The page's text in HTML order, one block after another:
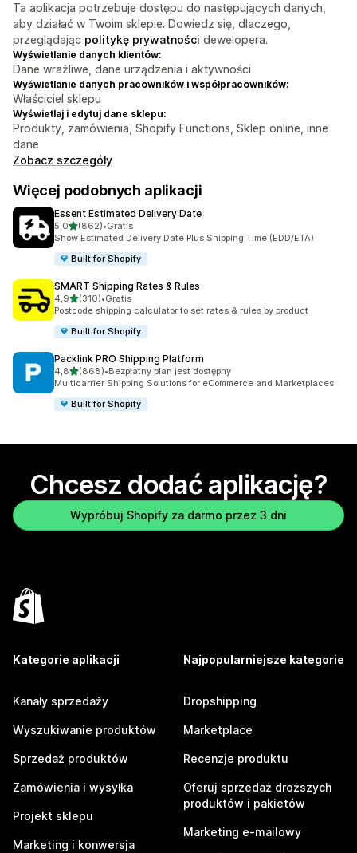
Ta aplikacja potrzebuje dostępu do następujących danych,
aby działać w Twoim sklepie. Dowiedz się, dlaczego,
przeglądając politykę prywatności dewelopera.
Wyświetlanie danych klientów:
Dane wrażliwe, dane urządzenia i aktywności
Wyświetlanie danych pracowników i współpracowników:
Właściciel sklepu
Wyświetlaj i edytuj dane sklepu:
Produkty, zamówienia, Shopify Functions, Sklep online, inne
dane
Zobacz szczegóły
Więcej podobnych aplikacji
Essent Estimated Delivery Date
5,0na 5 gwiazdek
(862)
Łączna liczba recenzji: 862
•Gratis
Show Estimated Delivery Date Plus Shipping Time (EDD/ETA)
Built for Shopify
SMART Shipping Rates & Rules
4,9na 5 gwiazdek
(310)
Łączna liczba recenzji: 310
•Gratis
Postcode shipping calculator to set rates & rules by product
Built for Shopify
Packlink PRO Shipping Platform
4,8na 5 gwiazdek
(868)
Łączna liczba recenzji: 868
•Bezpłatny plan jest dostępny
Multicarrier Shipping Solutions for eCommerce and Marketplaces
Built for Shopify
Chcesz dodać aplikację?
Wypróbuj Shopify za darmo przez 3 dni
Kategorie aplikacji
Kanały sprzedaży
Wyszukiwanie produktów
Sprzedaż produktów
Zamówienia i wysyłka
Projekt sklepu
Marketing i konwersja
Najpopularniejsze kategorie
Dropshipping
Marketplace
Recenzje produktu
Oferuj sprzedaż droższych
produktów i pakietów
Marketing e-mailowy